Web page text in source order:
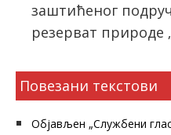
заштићеног
резерват природе
Повезани текстови
Објављен „Службени